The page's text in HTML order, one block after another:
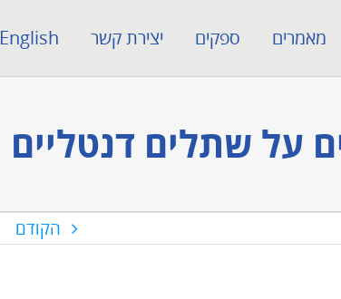
מאמרים ספקים יצירת קשר English
על שתלים דנטליים
הקודם